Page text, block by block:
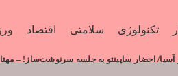
تکنولوژی سلامتی اقتصاد